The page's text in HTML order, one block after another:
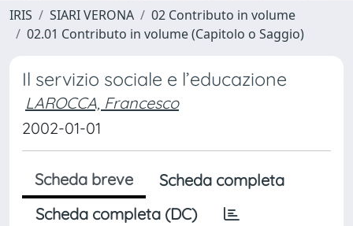
IRIS SIARI VERONA
02 Contributo in volume
02.01 Contributo in volume (Capitolo o Saggio)
Il servizio sociale e l’educazione
LAROCCA, Francesco
2002-01-01
Scheda breve
Scheda completa
Scheda completa (DC)